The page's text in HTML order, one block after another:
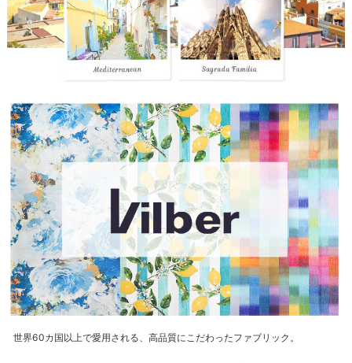
世界60カ国以上で愛用される、高品質にこだわったファブリック。